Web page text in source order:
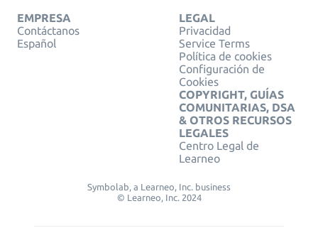
EMPRESA
Contáctanos
Español
LEGAL
Privacidad
Service Terms
Política de cookies
Configuración de
Cookies
COPYRIGHT, GUÍAS
COMUNITARIAS, DSA
& OTROS RECURSOS
LEGALES
Centro Legal de
Learneo
Symbolab, a Learneo, Inc. business
© Learneo, Inc. 2024